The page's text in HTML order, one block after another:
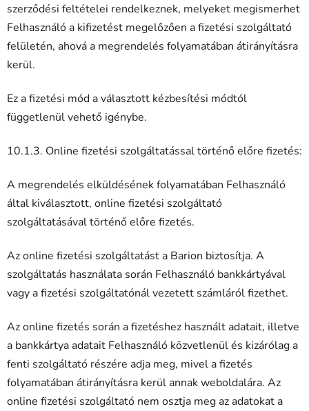
szerződési feltételei rendelkeznek, melyeket megismerhet
Felhasználó a kifizetést megelőzően a fizetési szolgáltató
felületén, ahová a megrendelés folyamatában átirányításra
kerül.
Ez a fizetési mód a választott kézbesítési módtól
függetlenül vehető igénybe.
10.1.3. Online fizetési szolgáltatással történő előre fizetés:
A megrendelés elküldésének folyamatában Felhasználó
által kiválasztott, online fizetési szolgáltató
szolgáltatásával történő előre fizetés.
Az online fizetési szolgáltatást a Barion biztosítja. A
szolgáltatás használata során Felhasználó bankkártyával
vagy a fizetési szolgáltatónál vezetett számláról fizethet.
Az online fizetés során a fizetéshez használt adatait, illetve
a bankkártya adatait Felhasználó közvetlenül és kizárólag a
fenti szolgáltató részére adja meg, mivel a fizetés
folyamatában átirányításra kerül annak weboldalára. Az
online fizetési szolgáltató nem osztja meg az adatokat a